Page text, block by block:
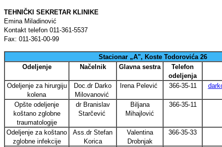
TEHNIČKI SEKRETAR KLINIKE
Emina Miladinović
Kontakt telefon 011-361-5537
Fax: 011-361-00-99
Stacionar „A", Koste Todorovića 26
Odeljenje
Načelnik Glavna sestra
Telefon
odeljenja
Odeljenje za hirurgiju
kolena
Doc.dr Darko
Milovanović
Irena Pelević 366-35-11
Opšte odeljenje
koštano zglobne
traumatologije
dr Branislav
Starčević
Biljana
Mihajlović
366-35-11
Odeljenje za koštano
zglobne infekcije
Ass.dr Stefan
Korica
Valentina
Drobnjak
366-35-33